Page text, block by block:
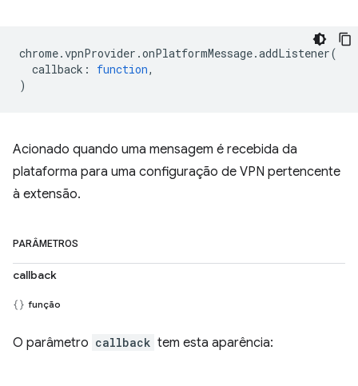
chrome.vpnProvider .onPlatformMessage.addListener(
callback : function,
)
Acionado quando uma mensagem é recebida da
plataforma para uma configuração de VPN pertencente
à extensão.
PARÂMETROS
callback
função
O parâmetro callback tem esta aparência: